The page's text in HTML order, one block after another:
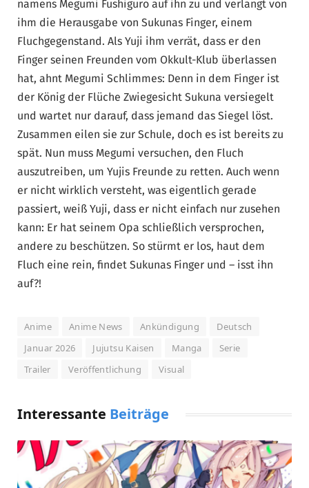
namens Megumi Fushiguro auf ihn zu und verlangt von
ihm die Herausgabe von Sukunas Finger, einem
Fluchgegenstand. Als Yuji ihm verrät, dass er den
Finger seinen Freunden vom Okkult-Klub überlassen
hat, ahnt Megumi Schlimmes: Denn in dem Finger ist
der König der Flüche Zwiegesicht Sukuna versiegelt
und wartet nur darauf, dass jemand das Siegel löst.
Zusammen eilen sie zur Schule, doch es ist bereits zu
spät. Nun muss Megumi versuchen, den Fluch
auszutreiben, um Yujis Freunde zu retten. Auch wenn
er nicht wirklich versteht, was eigentlich gerade
passiert, weiß Yuji, dass er nicht einfach nur zusehen
kann: Er hat seinem Opa schließlich versprochen,
andere zu beschützen. So stürmt er los, haut dem
Fluch eine rein, findet Sukunas Finger und – isst ihn
auf?!
Anime Anime News Ankündigung
Deutsch
Januar 2026
Jujutsu Kaisen Manga
Serie
Trailer
Veröffentlichung Visual
Interessante Beiträge